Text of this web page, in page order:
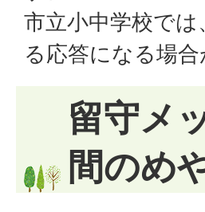
市立小中学校で
る応答になる場合
留守メ
間のめ